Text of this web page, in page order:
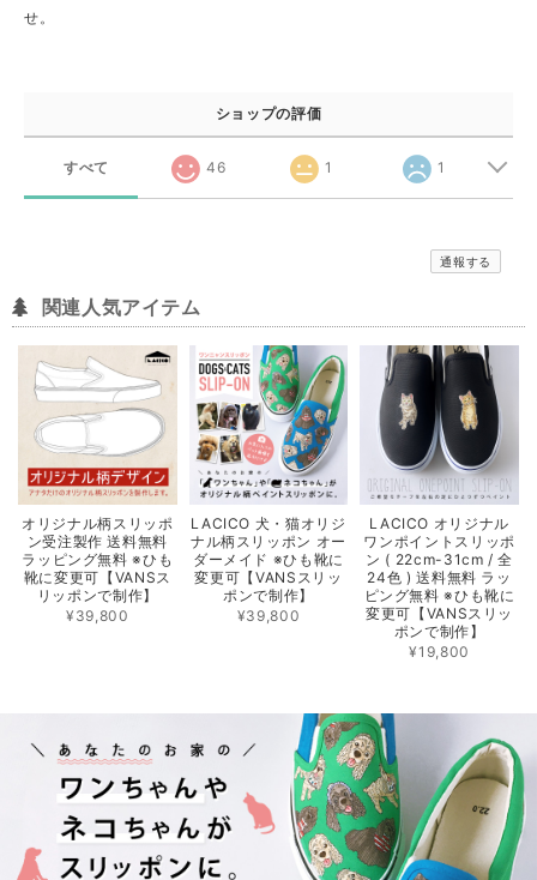
せ。
ショップの評価
すべて 46 1 1
通報する
関連人気アイテム
オリジナル柄スリッポ
ン受注製作 送料無料
ラッピング無料 ※ひも
靴に変更可【VANSス
リッポンで制作】
¥39,800
LACICO 犬・猫オリジ
ナル柄スリッポン オー
ダーメイド ※ひも靴に
変更可【VANSスリッ
ポンで制作】
¥39,800
LACICO オリジナル
ワンポイントスリッポ
ン ( 22cm-31cm / 全
24色 ) 送料無料 ラッ
ピング無料 ※ひも靴に
変更可【VANSスリッ
ポンで制作】
¥19,800